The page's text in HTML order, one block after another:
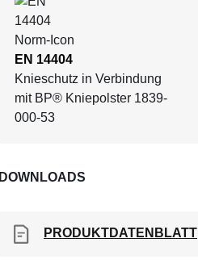
EN 14404
Knieschutz in Verbindung
mit BP® Kniepolster 1839-
000-53
DOWNLOADS
PRODUKTDATENBLATT